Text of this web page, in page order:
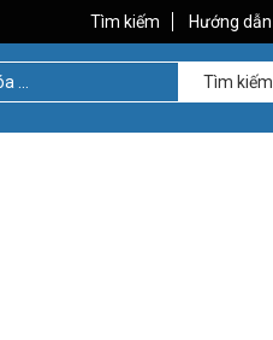
Tìm kiếm Hướng dẫn
Tìm kiếm